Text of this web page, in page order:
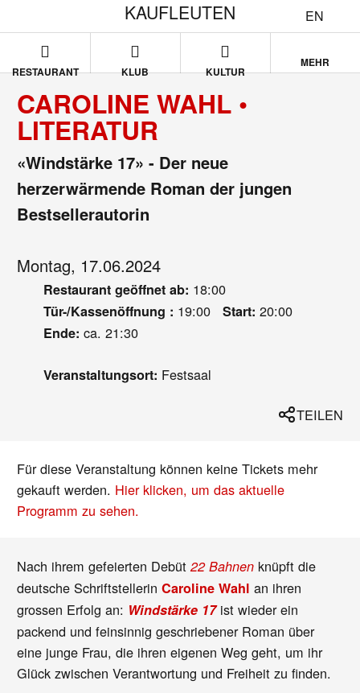
EN
KAUFLEUTEN
RESTAURANT KLUB KULTUR
MEHR
CAROLINE WAHL •
LITERATUR
«Windstärke 17» - Der neue
herzerwärmende Roman der jungen
Bestsellerautorin
Montag, 17.06.2024
Restaurant geöffnet ab: 18:00
Tür-/Kassenöffnung : 19:00 Start: 20:00
Ende: ca. 21:30
Veranstaltungsort: Festsaal
TEILEN
Für diese Veranstaltung können keine Tickets mehr
gekauft werden. Hier klicken, um das aktuelle
Programm zu sehen.
Nach ihrem gefeierten Debüt22 Bahnen knüpft die
deutsche SchriftstellerinCaroline Wahl an ihren
grossen Erfolg an: Windstärke 17ist wieder ein
packend und feinsinnig geschriebener Roman über
eine junge Frau, die ihren eigenen Weg geht, um ihr
Glück zwischen Verantwortung und Freiheit zu finden.